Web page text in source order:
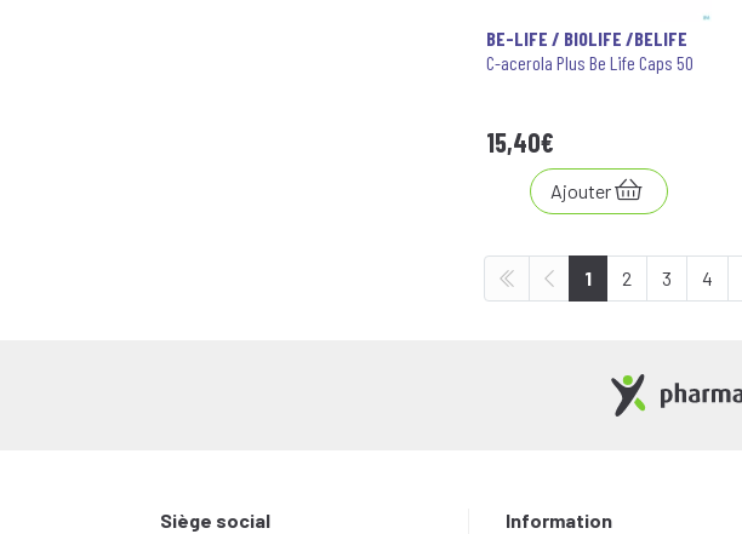
BE-LIFE / BIOLIFE /BELIFE
C-acerola Plus Be Life Caps 50
15,40€
Ajouter
1 2 3 4
Siège social Information